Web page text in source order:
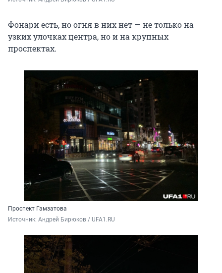
Фонари есть, но огня в них нет — не только на
узких улочках центра, но и на крупных
проспектах.
Проспект Гамзатова
Источник: Андрей Бирюков / UFA1.RU